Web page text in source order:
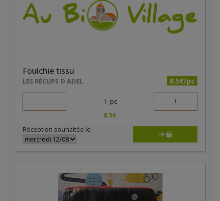
Foulchie tissu
LES RÉCUPS D ADEL 8.5€/pc
- 1 pc +
8.5€
Réception souhaitée le